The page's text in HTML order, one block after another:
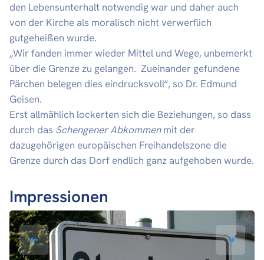
den Lebensunterhalt notwendig war und daher auch
von der Kirche als moralisch nicht verwerflich
gutgeheißen wurde.
„Wir fanden immer wieder Mittel und Wege, unbemerkt
über die Grenze zu gelangen. Zueinander gefundene
Pärchen belegen dies eindrucksvoll“, so Dr. Edmund
Geisen.
Erst allmählich lockerten sich die Beziehungen, so dass
durch das Schengener Abkommenmit der
dazugehörigen europäischen Freihandelszone die
Grenze durch das Dorf endlich ganz aufgehoben wurde.
Impressionen